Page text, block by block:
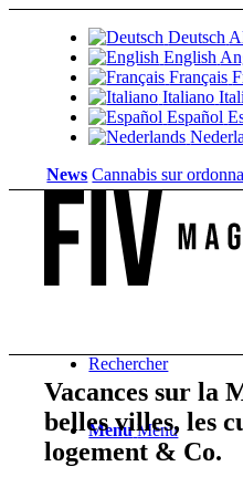
Deutsch
English
Français
Italiano
Español
Cannabis sur ordonnance
Rechercher
Menu Menu
Vacances sur la
belles villes, les
logement & Co.